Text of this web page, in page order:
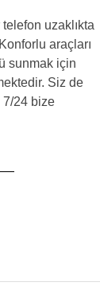
uzaklıkta
araçları
sunmak için
Siz de
7/24 bize